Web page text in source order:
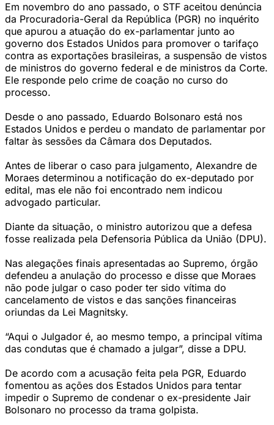
Em novembro do ano passado, o STF aceitou denúncia
da Procuradoria-Geral da República (PGR) no inquérito
que apurou a atuação do ex-parlamentar junto ao
governo dos Estados Unidos para promover o tarifaço
contra as exportações brasileiras, a suspensão de vistos
de ministros do governo federal e de ministros da Corte.
Ele responde pelo crime de coação no curso do
processo.
Desde o ano passado, Eduardo Bolsonaro está nos
Estados Unidos e perdeu o mandato de parlamentar por
faltar às sessões da Câmara dos Deputados.
Antes de liberar o caso para julgamento, Alexandre de
Moraes determinou a notificação do ex-deputado por
edital, mas ele não foi encontrado nem indicou
advogado particular.
Diante da situação, o ministro autorizou que a defesa
fosse realizada pela Defensoria Pública da União (DPU).
Nas alegações finais apresentadas ao Supremo, órgão
defendeu a anulação do processo e disse que Moraes
não pode julgar o caso poder ter sido vítima do
cancelamento de vistos e das sanções financeiras
oriundas da Lei Magnitsky.
“Aqui o Julgador é, ao mesmo tempo, a principal vítima
das condutas que é chamado a julgar”, disse a DPU.
De acordo com a acusação feita pela PGR, Eduardo
fomentou as ações dos Estados Unidos para tentar
impedir o Supremo de condenar o ex-presidente Jair
Bolsonaro no processo da trama golpista.